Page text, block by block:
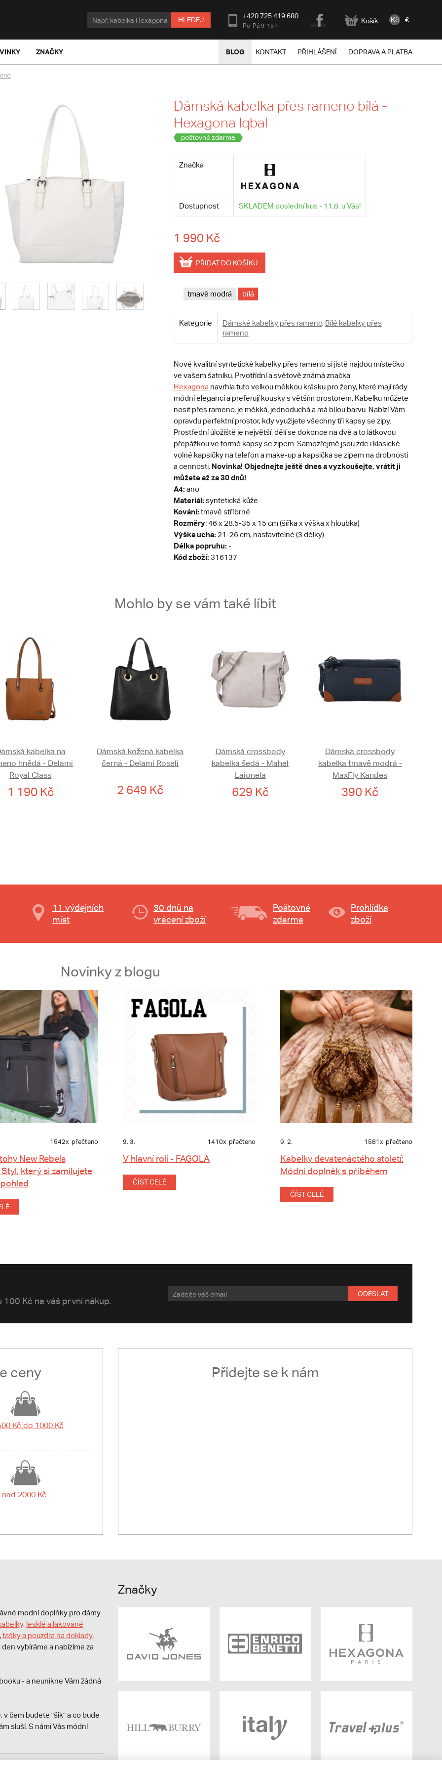
HLEDEJ +420 725 419 680
Po-Pá 9-15 h
Košík Kč €
ZNAČKY BLOG KONTAKT PŘIHLÁŠENÍ DOPRAVA A PLATBA
Dámská kabelka přes rameno bílá -
Hexagona Iqbal
poštovné zdarma
Značka
Dostupnost SKLADEM poslední kus - 11.8. u Vás!
1 990 Kč
PŘIDAT DO KOŠÍKU
tmavě modrá bílá
Kategorie Dámské kabelky přes rameno, Bílé kabelky přes
rameno
Nové kvalitní syntetické kabelky přes rameno si jistě najdou místečko
ve vašem šatníku. Prvotřídní a světově známá značka
Hexagona navrhla tuto velkou měkkou krásku pro ženy, které mají rády
módní eleganci a preferují kousky s větším prostorem. Kabelku můžete
nosit přes rameno, je měkká, jednoduchá a má bílou barvu. Nabízí Vám
opravdu perfektní prostor, kdy využijete všechny tři kapsy se zipy.
Prostřední úložiště je největší, dělí se dokonce na dvě a to látkovou
přepážkou ve formě kapsy se zipem. Samozřejmě jsou zde i klasické
volné kapsičky na telefon a make-up a kapsička se zipem na drobnosti
a cennosti. Novinka! Objednejte ještě dnes a vyzkoušejte, vrátit ji
můžete až za 30 dnů!
A4: ano
Materiál: syntetická kůže
Kování: tmavě stříbrné
Rozměry: 46 x 28,5-35 x 15 cm (šířka x výška x hloubka)
Výška ucha: 21-26 cm, nastavitelné (3 délky)
Délka popruhu: -
Kód zboží: 316137
Mohlo by se vám také líbit
kabelka na
hnědá - Delami
Royal Class
1 190 Kč
Dámská kožená kabelka
černá - Delami Roseli
2 649 Kč
Dámská crossbody
kabelka šedá - Mahel
Laionela
629 Kč
Dámská crossbody
kabelka tmavě modrá -
MaxFly Kandes
390 Kč
11 výdejních
míst
30 dnů na
vrácení zboží
Poštovné
zdarma
Prohlídka
zboží
Novinky z blogu
1542x přečteno
New Rebels
který si zamilujete
9. 3. 1410x přečteno
V hlavní roli - FAGOLA
ČÍST CELÉ
9. 2. 1581x přečteno
Kabelky devatenáctého století:
Módní doplněk s příběhem
ČÍST CELÉ
Kč na váš první nákup.
ODESLAT
ceny
Kč do 1000 Kč
nad 2000 Kč
Přidejte se k nám
modní doplňky pro dámy
, lesklé a lakované
,tašky a pouzdra na doklady,
vybíráme a nabízíme za
- a neunikne Vám žádná
v čem budete "šik" a co bude
sluší. S námi Vás módní
Značky